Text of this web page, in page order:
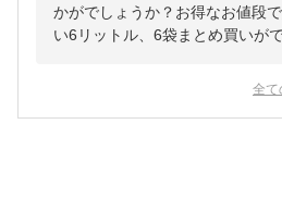
かがでしょうか？お得なお値段
い6リットル、6袋まとめ買いが
全て